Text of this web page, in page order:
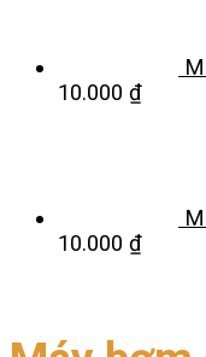
10.000 ₫
10.000 ₫